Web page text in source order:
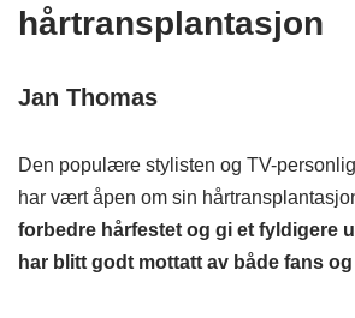
hårtransplantasjon
Jan Thomas
Den populære stylisten og TV-
har vært åpen om sin
forbedre hårfestet og gi et fyldigere
har blitt godt mottatt av både fans